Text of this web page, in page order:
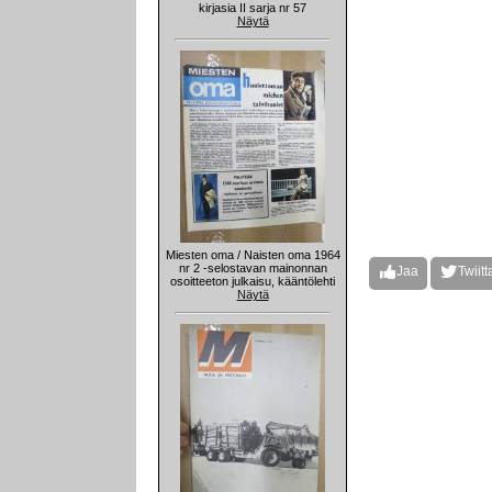
kirjasia II sarja nr 57
Näytä
Miesten oma / Naisten oma 1964
nr 2 -selostavan mainonnan
osoitteeton julkaisu, kääntölehti
Näytä
Jaa